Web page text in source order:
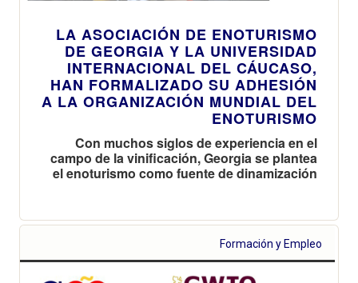
LA ASOCIACIÓN DE ENOTURISMO
DE GEORGIA Y LA UNIVERSIDAD
INTERNACIONAL DEL CÁUCASO,
HAN FORMALIZADO SU ADHESIÓN
A LA ORGANIZACIÓN MUNDIAL DEL
ENOTURISMO
Con muchos siglos de experiencia en el
campo de la vinificación, Georgia se plantea
el enoturismo como fuente de dinamización
Formación y Empleo